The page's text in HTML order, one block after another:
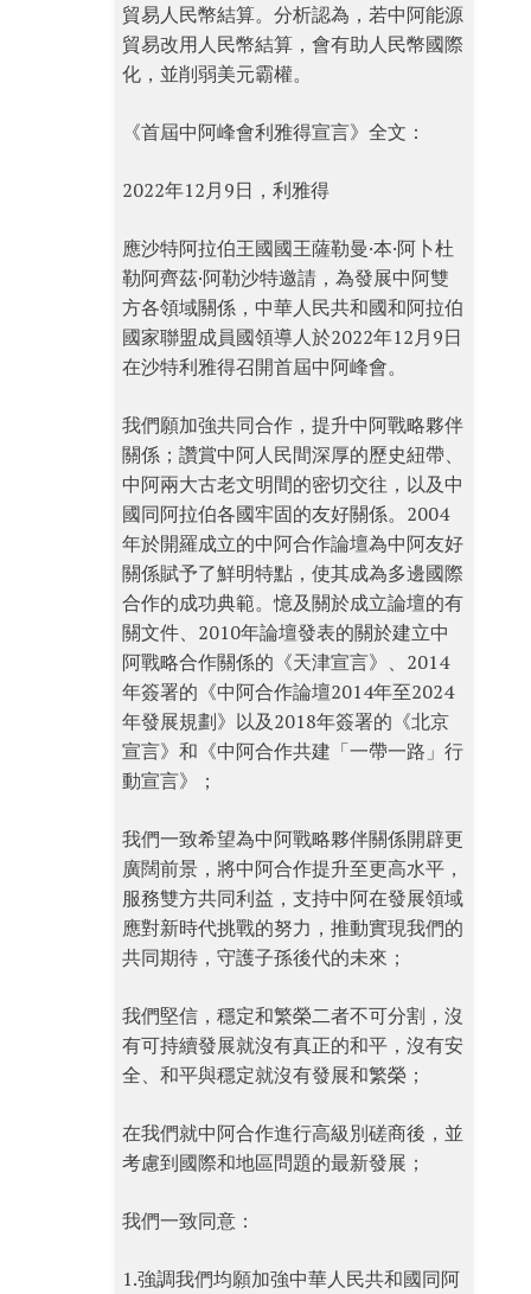
貿易人民幣結算。分析認為，若中阿能源
貿易改用人民幣結算，會有助人民幣國際
化，並削弱美元霸權。
《首屆中阿峰會利雅得宣言》全文：
2022年12月9日，利雅得
應沙特阿拉伯王國國王薩勒曼·本·阿卜杜
勒阿齊茲·阿勒沙特邀請，為發展中阿雙
方各領域關係，中華人民共和國和阿拉伯
國家聯盟成員國領導人於2022年12月9日
在沙特利雅得召開首屆中阿峰會。
我們願加強共同合作，提升中阿戰略夥伴
關係；讚賞中阿人民間深厚的歷史紐帶、
中阿兩大古老文明間的密切交往，以及中
國同阿拉伯各國牢固的友好關係。2004
年於開羅成立的中阿合作論壇為中阿友好
關係賦予了鮮明特點，使其成為多邊國際
合作的成功典範。憶及關於成立論壇的有
關文件、2010年論壇發表的關於建立中
阿戰略合作關係的《天津宣言》、2014
年簽署的《中阿合作論壇2014年至2024
年發展規劃》以及2018年簽署的《北京
宣言》和《中阿合作共建「一帶一路」行
動宣言》；
我們一致希望為中阿戰略夥伴關係開辟更
廣闊前景，將中阿合作提升至更高水平，
服務雙方共同利益，支持中阿在發展領域
應對新時代挑戰的努力，推動實現我們的
共同期待，守護子孫後代的未來；
我們堅信，穩定和繁榮二者不可分割，沒
有可持續發展就沒有真正的和平，沒有安
全、和平與穩定就沒有發展和繁榮；
在我們就中阿合作進行高級別磋商後，並
考慮到國際和地區問題的最新發展；
我們一致同意：
1.強調我們均願加強中華人民共和國同阿